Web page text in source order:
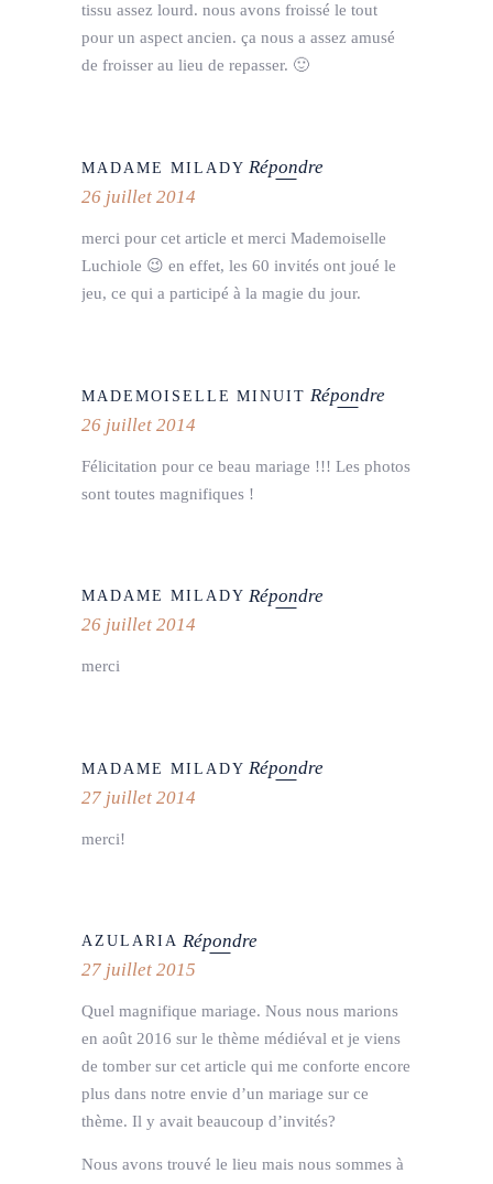
tissu assez lourd. nous avons froissé le tout
pour un aspect ancien. ça nous a assez amusé
de froisser au lieu de repasser. 🙂
MADAME MILADY Répondre
26 juillet 2014
merci pour cet article et merci Mademoiselle
Luchiole 😉 en effet, les 60 invités ont joué le
jeu, ce qui a participé à la magie du jour.
MADEMOISELLE MINUIT Répondre
26 juillet 2014
Félicitation pour ce beau mariage !!! Les photos
sont toutes magnifiques !
MADAME MILADY Répondre
26 juillet 2014
merci
MADAME MILADY Répondre
27 juillet 2014
merci!
AZULARIA Répondre
27 juillet 2015
Quel magnifique mariage. Nous nous marions
en août 2016 sur le thème médiéval et je viens
de tomber sur cet article qui me conforte encore
plus dans notre envie d’un mariage sur ce
thème. Il y avait beaucoup d’invités?
Nous avons trouvé le lieu mais nous sommes à